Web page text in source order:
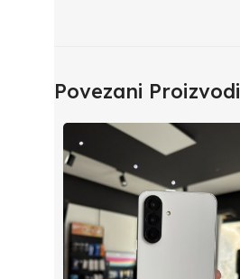
Povezani Proizvodi